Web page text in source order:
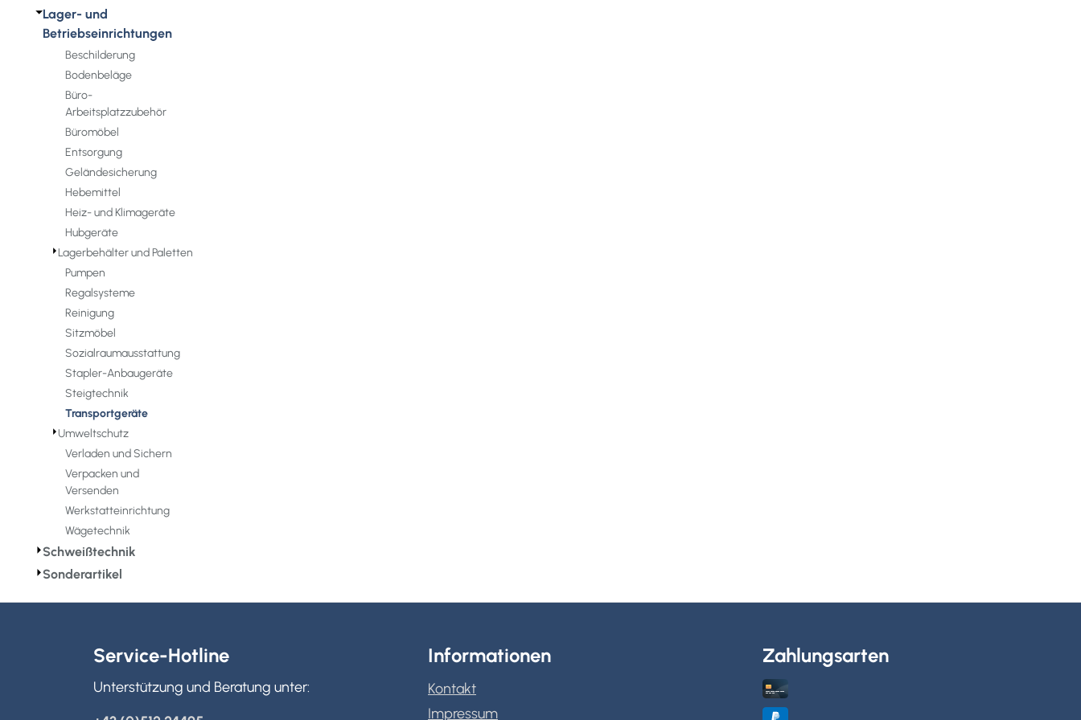
⏷Lager- und
Betriebseinrichtungen
Beschilderung
Bodenbeläge
Büro-
Arbeitsplatzzubehör
Büromöbel
Entsorgung
Geländesicherung
Hebemittel
Heiz- und Klimageräte
Hubgeräte
⏵Lagerbehälter und Paletten
Pumpen
Regalsysteme
Reinigung
Sitzmöbel
Sozialraumausstattung
Stapler-Anbaugeräte
Steigtechnik
Transportgeräte
⏵Umweltschutz
Verladen und Sichern
Verpacken und
Versenden
Werkstatteinrichtung
Wägetechnik
⏵Schweißtechnik
⏵Sonderartikel
Service-Hotline
Unterstützung und Beratung unter:
Informationen
Kontakt
Impressum
Zahlungsarten